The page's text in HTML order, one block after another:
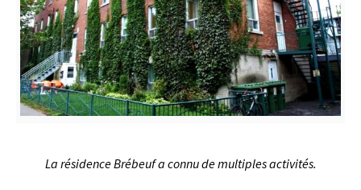
La résidence Brébeuf a connu de multiples activités.